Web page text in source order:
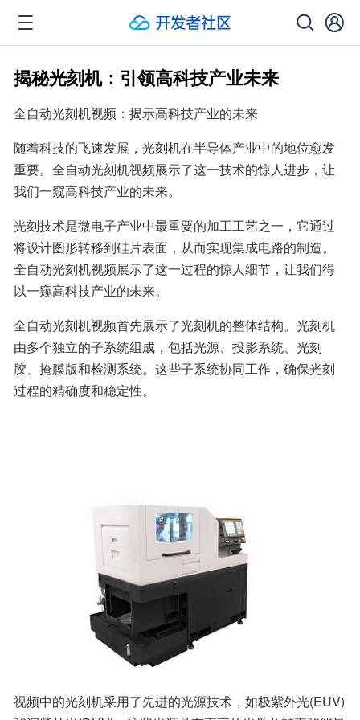
揭秘光刻机：引领高科技产业未来
全自动光刻机视频：揭示高科技产业的未来
随着科技的飞速发展，光刻机在半导体产业中的地位愈发
重要。全自动光刻机视频展示了这一技术的惊人进步，让
我们一窥高科技产业的未来。
光刻技术是微电子产业中最重要的加工工艺之一，它通过
将设计图形转移到硅片表面，从而实现集成电路的制造。
全自动光刻机视频展示了这一过程的惊人细节，让我们得
以一窥高科技产业的未来。
全自动光刻机视频首先展示了光刻机的整体结构。光刻机
由多个独立的子系统组成，包括光源、投影系统、光刻
胶、掩膜版和检测系统。这些子系统协同工作，确保光刻
过程的精确度和稳定性。
视频中的光刻机采用了先进的光源技术，如极紫外光(EUV)